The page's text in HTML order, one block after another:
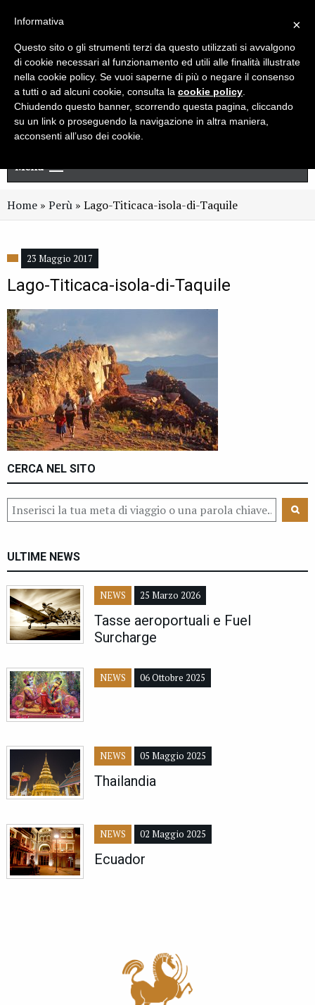
Newsletter
Menu
Home » Perù » Lago-Titicaca-isola-di-Taquile
23 Maggio 2017
Lago-Titicaca-isola-di-Taquile
CERCA NEL SITO
ULTIME NEWS
NEWS 25 Marzo 2026
Tasse aeroportuali e Fuel
Surcharge
NEWS 06 Ottobre 2025
NEWS 05 Maggio 2025
Thailandia
NEWS 02 Maggio 2025
Ecuador
×
Informativa
Questo sito o gli strumenti terzi da questo utilizzati si avvalgono
di cookie necessari al funzionamento ed utili alle finalità illustrate
nella cookie policy. Se vuoi saperne di più o negare il consenso
a tutti o ad alcuni cookie, consulta la cookie policy
Chiudendo questo banner, scorrendo questa pagina, cliccando
su un link o proseguendo la navigazione in altra maniera,
acconsenti all’uso dei cookie.